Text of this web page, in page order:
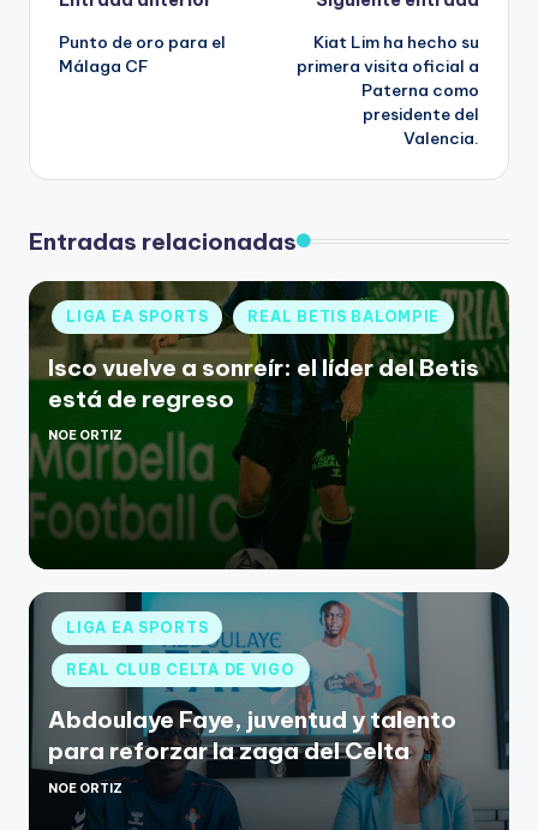
Punto de oro para el
Málaga CF
Kiat Lim ha hecho su
primera visita oficial a
Paterna como
presidente del
Valencia.
Entradas relacionadas
LIGA EA SPORTS REAL BETIS BALOMPIE
Isco vuelve a sonreír: el líder del Betis
está de regreso
NOE ORTIZ
LIGA EA SPORTS
REAL CLUB CELTA DE VIGO
Abdoulaye Faye, juventud y talento
para reforzar la zaga del Celta
NOE ORTIZ